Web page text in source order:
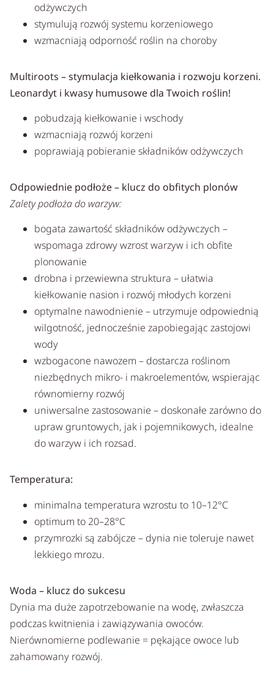
odżywczych
stymulują rozwój systemu korzeniowego
wzmacniają odporność roślin na choroby
Multiroots – stymulacja kiełkowania i rozwoju korzeni.
Leonardyt i kwasy humusowe dla Twoich roślin!
pobudzają kiełkowanie i wschody
wzmacniają rozwój korzeni
poprawiają pobieranie składników odżywczych
Odpowiednie podłoże – klucz do obfitych plonów
Zalety podłoża do warzyw:
bogata zawartość składników odżywczych –
wspomaga zdrowy wzrost warzyw i ich obfite
plonowanie
drobna i przewiewna struktura – ułatwia
kiełkowanie nasion i rozwój młodych korzeni
optymalne nawodnienie – utrzymuje odpowiednią
wilgotność, jednocześnie zapobiegając zastojowi
wody
wzbogacone nawozem – dostarcza roślinom
niezbędnych mikro- i makroelementów, wspierając
równomierny rozwój
uniwersalne zastosowanie – doskonałe zarówno do
upraw gruntowych, jak i pojemnikowych, idealne
do warzyw i ich rozsad.
Temperatura:
minimalna temperatura wzrostu to 10–12°C
optimum to 20–28°C
przymrozki są zabójcze – dynia nie toleruje nawet
lekkiego mrozu.
Woda – klucz do sukcesu
Dynia ma duże zapotrzebowanie na wodę, zwłaszcza
podczas kwitnienia i zawiązywania owoców.
Nierównomierne podlewanie = pękające owoce lub
zahamowany rozwój.